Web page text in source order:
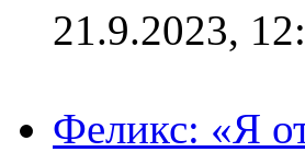
21.9.2023,
Феликс: «Я